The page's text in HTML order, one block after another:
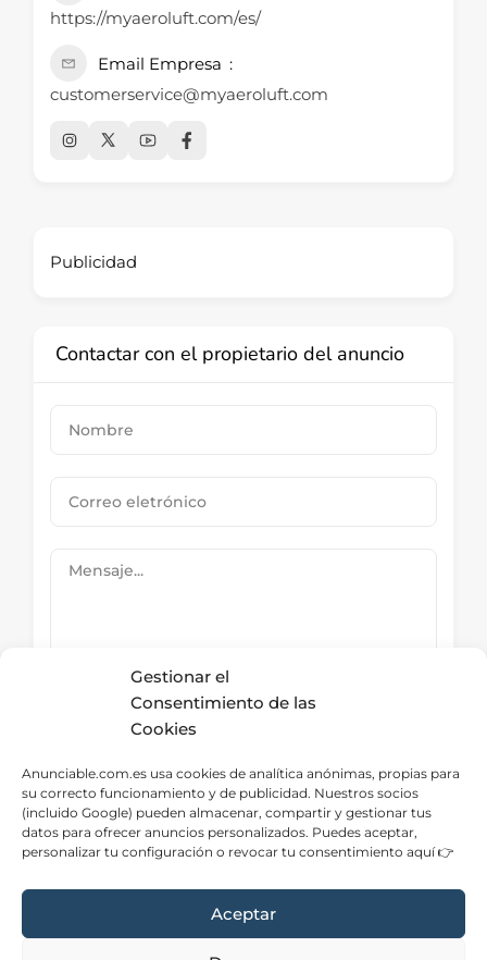
Gestionar el
Consentimiento de las
Cookies
Anunciable.com.es usa cookies de analítica anónimas, propias para
su correcto funcionamiento y de publicidad. Nuestros socios
(incluido Google) pueden almacenar, compartir y gestionar tus
datos para ofrecer anuncios personalizados. Puedes aceptar,
personalizar tu configuración o revocar tu consentimiento aquí 👉
Aceptar
https://myaeroluft.com/es/
Email Empresa
customerservice@myaeroluft.com
Publicidad
Contactar con el propietario del anuncio
Submit Now
Directorio – Categorías